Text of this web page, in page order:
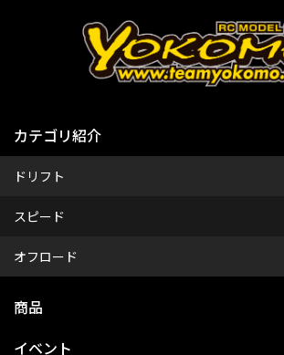
カテゴリ紹介
ドリフト
スピード
オフロード
商品
イベント